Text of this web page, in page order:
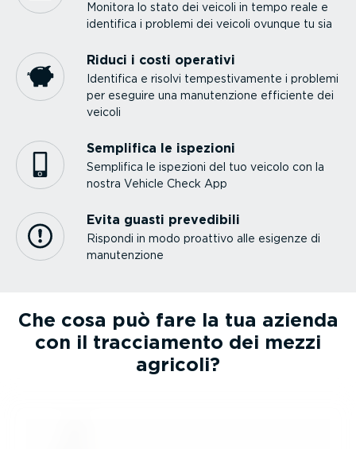
Monitora lo stato dei veicoli in tempo reale e
identifica i problemi dei veicoli ovunque tu sia
Riduci i costi operativi
Identifica e risolvi tempe­sti­va­mente i problemi
per eseguire una manuten­zione efficiente dei
veicoli
Semplifica le ispezioni
Semplifica le ispezioni del tuo veicolo con la
nostra Vehicle Check App
Evita guasti prevedibili
Rispondi in modo proattivo alle esigenze di
manuten­zione
Che cosa può fare la tua azienda
con il traccia­mento dei mezzi
agricoli?